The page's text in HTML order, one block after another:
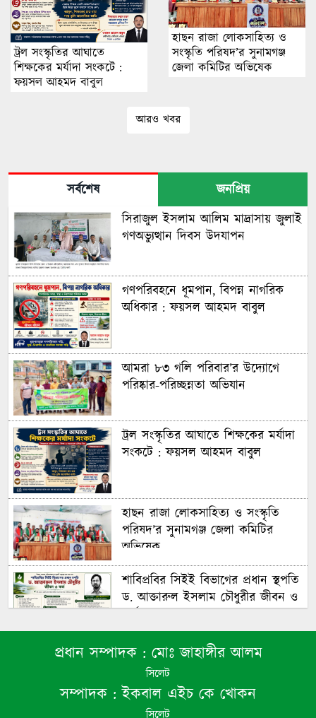
ট্রল সংস্কৃতির আঘাতে
শিক্ষকের মর্যাদা সংকটে :
ফয়সল আহমদ বাবুল
হাছন রাজা লোকসাহিত্য ও
সংস্কৃতি পরিষদ’র সুনামগঞ্জ
জেলা কমিটির অভিষেক
আরও খবর
সর্বশেষ
জনপ্রিয়
সিরাজুল ইসলাম আলিম মাদ্রাসায় জুলাই
গণঅভ্যুত্থান দিবস উদযাপন
গণপরিবহনে ধূমপান, বিপন্ন নাগরিক
অধিকার : ফয়সল আহমদ বাবুল
আমরা ৮৩ গলি পরিবার’র উদ্যোগে
পরিষ্কার-পরিচ্ছন্নতা অভিযান
ট্রল সংস্কৃতির আঘাতে শিক্ষকের মর্যাদা
সংকটে : ফয়সল আহমদ বাবুল
হাছন রাজা লোকসাহিত্য ও সংস্কৃতি
পরিষদ’র সুনামগঞ্জ জেলা কমিটির
অভিষেক
শাবিপ্রবির সিইই বিভাগের প্রধান স্থপতি
ড. আক্তারুল ইসলাম চৌধুরীর জীবন ও
শাল্লায় ৭ম শ্রেণীর ছাত্রীকে কাঁচি ঠেকিয়ে
ধর্ষণ ও ভিডিও ধারণ, প্রধান আসামি
গ্রেপ্তার
প্রধান সম্পাদক : মোঃ জাহাঙ্গীর আলম
সিলেট
সম্পাদক :ইকবাল এইচ কে খোকন
সিলেট